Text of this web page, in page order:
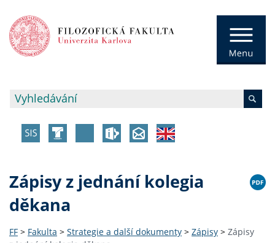
Zápisy z jednání kolegia
děkana
FF > Fakulta > Strategie a další dokumenty > Zápisy > Zápisy